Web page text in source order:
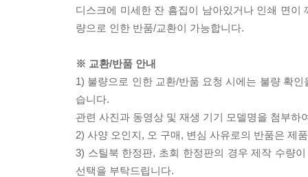
디스크에 미세한 잔 흠집이 남아있거나 인쇄 면
량으로 인한 반품/교환이 가능합니다.
※ 교환/반품 안내
1) 불량으로 인한 교환/반품 요청 시에는 불량 확
습니다.
관련 사진과 동영상 및 재생 기기 모델명을 첨부하
2) 사양 오인지, 오 구매, 변심 사유로의 반품은 제
3) 스틸북 한정판, 초회 한정판의 경우 제작 수량
선택을 부탁드립니다.